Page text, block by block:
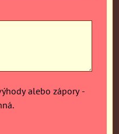
alebo zápory -